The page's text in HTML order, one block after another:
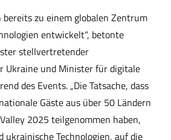
bereits zu einem globalen Zentrum
entwickelt“, betonte
stellvertretender
Ukraine und Minister für digitale
des Events. „Die Tatsache, dass
Gäste aus über 50 Ländern
2025 teilgenommen haben,
ukrainische Technologien, auf die